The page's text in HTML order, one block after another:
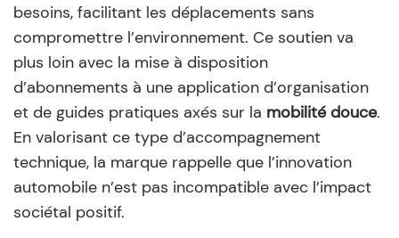
besoins, facilitant les déplacements sans
compromettre l’environnement. Ce soutien va
plus loin avec la mise à disposition
d’abonnements à une application d’organisation
et de guides pratiques axés sur la mobilité douce.
En valorisant ce type d’accompagnement
technique, la marque rappelle que l’innovation
automobile n’est pas incompatible avec l’impact
sociétal positif.